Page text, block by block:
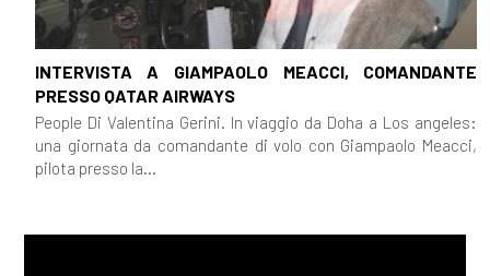
INTERVISTA A GIAMPAOLO MEACCI, COMANDANTE
PRESSO QATAR AIRWAYS
People Di Valentina Gerini. In viaggio da Doha a Los angeles:
una giornata da comandante di volo con Giampaolo Meacci,
pilota presso la...